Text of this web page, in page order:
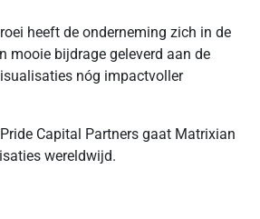
heeft de onderneming zich in de
mooie bijdrage geleverd aan de
nóg impactvoller
Capital Partners gaat Matrixian
wereldwijd.